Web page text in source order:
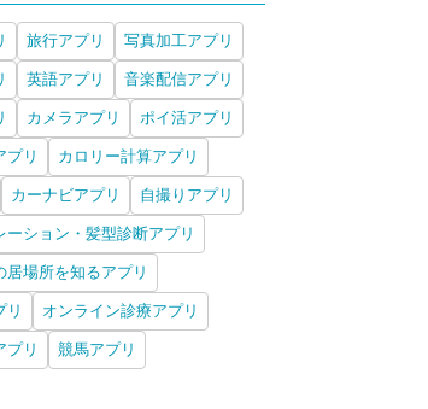
ッ
旅行アプリ 写真加工アプリ
英語アプリ 音楽配信アプリ
カメラアプリ ポイ活アプリ
プリ カロリー計算アプリ
カーナビアプリ 自撮りアプリ
ーション・髪型診断アプリ
居場所を知るアプリ
リ オンライン診療アプリ
プリ 競馬アプリ